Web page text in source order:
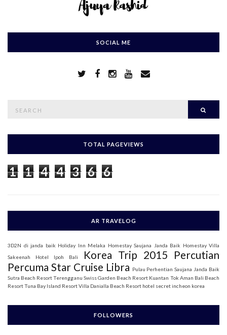
SOCIAL ME
c
f
r
:
TOTAL PAGEVIEWS
1 1 4 4 3 6 6
AR TRAVELOG
3D2N di janda baik Holiday Inn Melaka Homestay Saujana Janda Baik Homestay Villa
Sakeenah
Hotel Ipoh Bali Korea Trip 2015 Percutian
Percuma Star Cruise Libra Pulau Perhentian Saujana Janda Baik
Sutra Beach Resort Terengganu Swiss Garden Beach Resort Kuantan Tok Aman Bali Beach
ResortTuna Bay Island ResortVilla Danialla Beach Resort hotel secret incheon korea
FOLLOWERS